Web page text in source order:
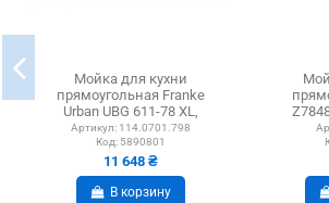
Мойка для кухни
прямоугольная Franke
Urban UBG 611-78 XL,
780х500х220 мм,
бежевая,...
Артикул: 114.0701.798
Код: 5890801
11 648 ₴
В корзину